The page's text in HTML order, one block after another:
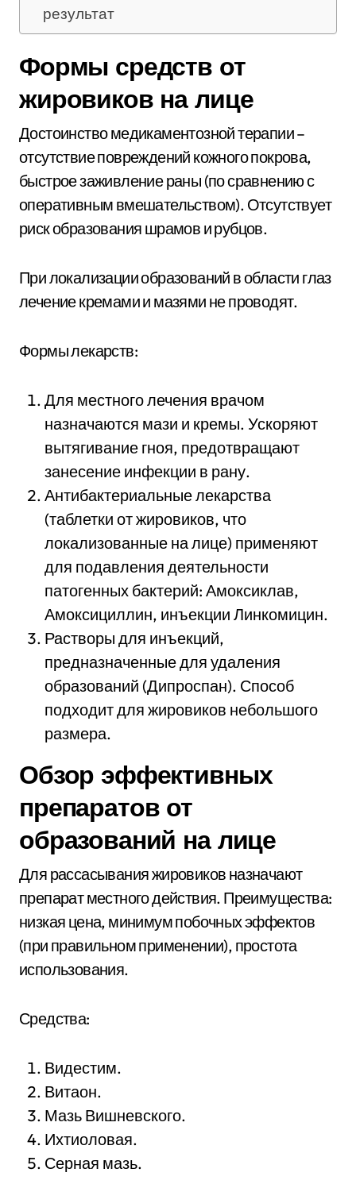
результат
Формы средств от
жировиков на лице
Достоинство медикаментозной терапии –
отсутствие повреждений кожного покрова,
быстрое заживление раны (по сравнению с
оперативным вмешательством). Отсутствует
риск образования шрамов и рубцов.
При локализации образований в области глаз
лечение кремами и мазями не проводят.
Формы лекарств:
Для местного лечения врачом
назначаются мази и кремы. Ускоряют
вытягивание гноя, предотвращают
занесение инфекции в рану.
Антибактериальные лекарства
(таблетки от жировиков, что
локализованные на лице) применяют
для подавления деятельности
патогенных бактерий: Амоксиклав,
Амоксициллин, инъекции Линкомицин.
Растворы для инъекций,
предназначенные для удаления
образований (Дипроспан). Способ
подходит для жировиков небольшого
размера.
Обзор эффективных
препаратов от
образований на лице
Для рассасывания жировиков назначают
препарат местного действия. Преимущества:
низкая цена, минимум побочных эффектов
(при правильном применении), простота
использования.
Средства:
Видестим.
Витаон.
Мазь Вишневского.
Ихтиоловая.
Серная мазь.